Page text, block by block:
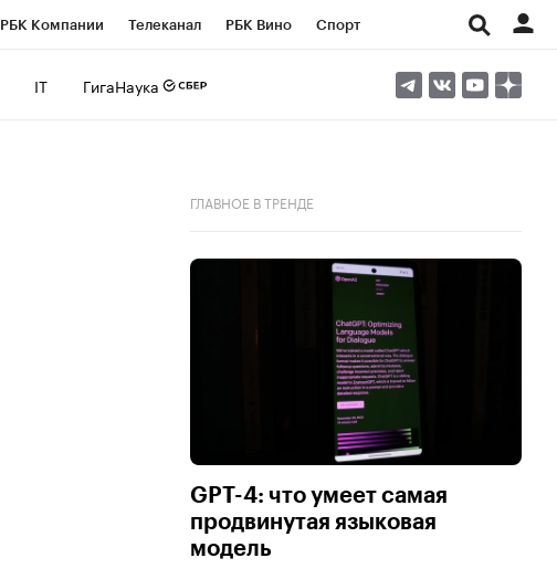
РБК Компании Телеканал РБК Вино Спорт
IT ГигаНаука
ГЛАВНОЕ В ТРЕНДЕ
GPT-4: что умеет самая
продвинутая языковая
модель